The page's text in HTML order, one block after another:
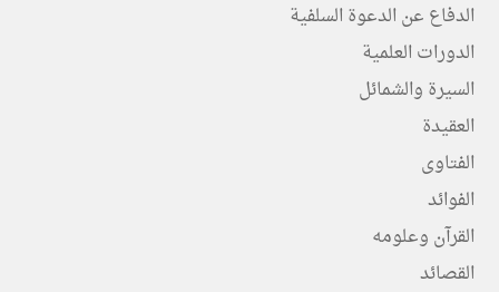
الدفاع عن الدعوة السلفية
الدورات العلمية
السيرة والشمائل
العقيدة
الفتاوى
الفوائد
القرآن وعلومه
القصائد